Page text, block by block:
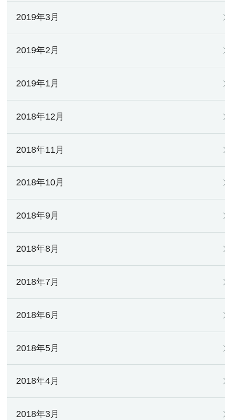
2019年3月
2019年2月
2019年1月
2018年12月
2018年11月
2018年10月
2018年9月
2018年8月
2018年7月
2018年6月
2018年5月
2018年4月
2018年3月